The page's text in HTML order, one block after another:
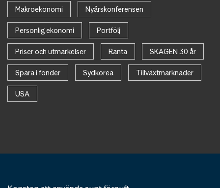
Makroekonomi Nyårskonferensen
Personlig ekonomi Portfölj
Priser och utmärkelser Ränta SKAGEN 30 år
Spara i fonder Sydkorea Tillväxtmarknader
USA